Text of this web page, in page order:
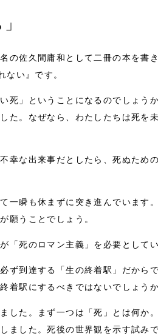
の佐久間庸和として二冊の本を書
い』です。
死」ということになるのでしょう
た。なぜなら、わたしたちは死を
幸な出来事だとしたら、死ぬため
一瞬も休まずに突き進んでいます
願うことでしょう。
死のロマン主義」を必要として
ず到達する「生の終着駅」だから
着駅にするべきではないでしょうか
した。まず一つは「死」とは何か
ました。死後の世界観を示す試み
か？」
●第02回 「『論